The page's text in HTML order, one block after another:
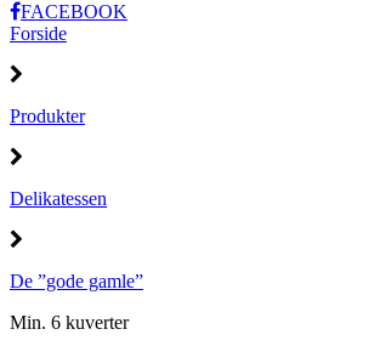
FACEBOOK
Forside
Produkter
Delikatessen
De ”gode gamle”
Min. 6 kuverter